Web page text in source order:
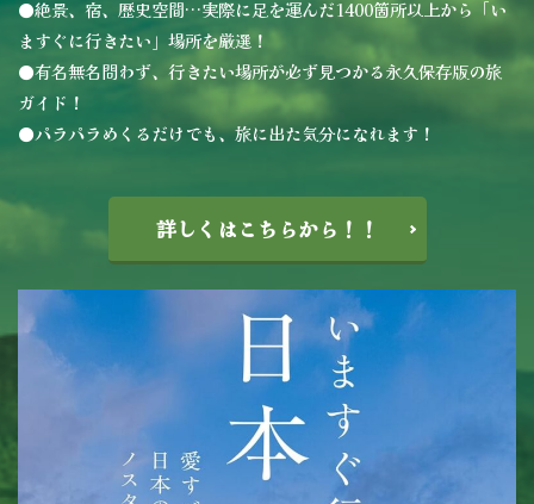
●絶景、宿、歴史空間…実際に足を運んだ1400箇所以上から「い
ますぐに行きたい」場所を厳選！
●有名無名問わず、行きたい場所が必ず見つかる永久保存版の旅
ガイド！
●パラパラめくるだけでも、旅に出た気分になれます！
詳しくはこちらから！！